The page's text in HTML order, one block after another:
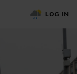
LOG IN